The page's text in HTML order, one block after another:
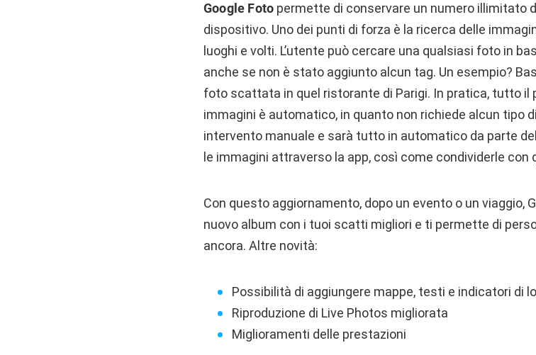
Google Foto permette di conservare un numero illimitato
dispositivo. Uno dei punti di forza è la ricerca delle
luoghi e volti. L’utente può cercare una qualsiasi foto in
anche se non è stato aggiunto alcun tag. Un esempio?
foto scattata in quel ristorante di Parigi. In pratica, tutto il
immagini è automatico, in quanto non richiede alcun tipo
intervento manuale e sarà tutto in automatico da parte
le immagini attraverso la app, così come condividerle
Con questo aggiornamento, dopo un evento o un viaggio,
nuovo album con i tuoi scatti migliori e ti permette di
ancora. Altre novità:
Possibilità di aggiungere mappe, testi e indicatori di
Riproduzione di Live Photos migliorata
Miglioramenti delle prestazioni